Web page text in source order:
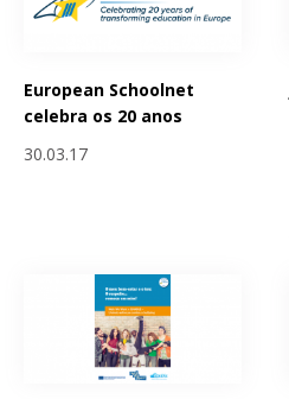
European Schoolnet
celebra os 20 anos
30.03.17